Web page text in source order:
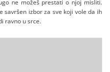
ne možeš prestati o njoj misliti.
savršen izbor za sve koji vole da ih
ravno u srce.